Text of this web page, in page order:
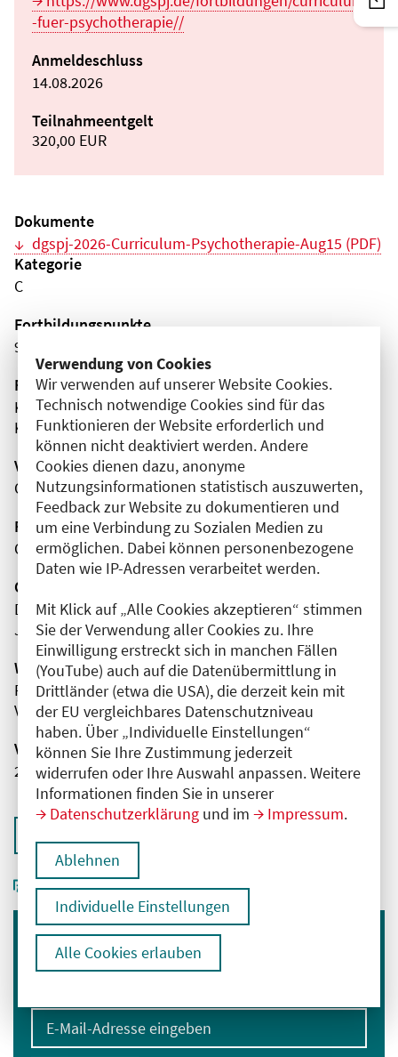
Verwendung von Cookies
Wir verwenden auf unserer Website Cookies.
Technisch notwendige Cookies sind für das
Funktionieren der Website erforderlich und
können nicht deaktiviert werden. Andere
Cookies dienen dazu, anonyme
Nutzungsinformationen statistisch auszuwerten,
Feedback zur Website zu dokumentieren und
um eine Verbindung zu Sozialen Medien zu
ermöglichen. Dabei können personenbezogene
Daten wie IP-Adressen verarbeitet werden.
Mit Klick auf „Alle Cookies akzeptieren“ stimmen
Sie der Verwendung aller Cookies zu. Ihre
Einwilligung erstreckt sich in manchen Fällen
(YouTube) auch auf die Datenübermittlung in
Drittländer (etwa die USA), die derzeit kein mit
der EU vergleichbares Datenschutzniveau
haben. Über „Individuelle Einstellungen“
können Sie Ihre Zustimmung jederzeit
widerrufen oder Ihre Auswahl anpassen. Weitere
Informationen finden Sie in unserer
Datenschutzerklärung und im Impressum.
Ablehnen
Individuelle Einstellungen
Alle Cookies erlauben
-fuer-psychotherapie//
Anmeldeschluss
14.08.2026
Teilnahmeentgelt
320,00 EUR
Dokumente
dgspj-2026-Curriculum-Psychotherapie-Aug15 (PDF)
Kategorie
C
Fortbildungspunkte
9
Fachgebiet(e)
Kinder- und Jugendpsychiatrie
Kinder- und Jugendmedizin
Veranstaltungsort
Online
Fortbildungsformat
Online
Organisator(en)
Deutsche Gesellschaft für Sozialpädiatrie und
Jugendmedizin e.V.
Wissenschaftliche Leitung
Frau Dr. med. Ute Mendes
Vivantes Klinikum im Friedrichshain
Veranstaltungsnummer
2761102026015740001
Immer informiert bleiben
E-Mail-Adresse eingeben